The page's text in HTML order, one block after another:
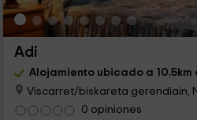
Adi
Alojamiento ubicado a 10.5km
Viscarret/biskareta gerendiain,
0 opiniones